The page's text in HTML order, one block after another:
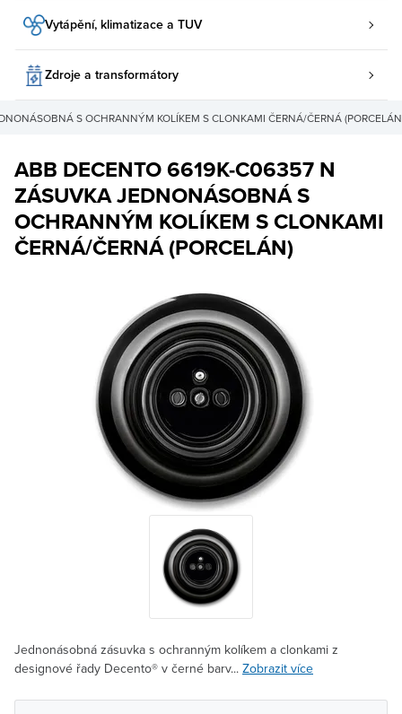
Vytápění, klimatizace a TUV
Zdroje a transformátory
S OCHRANNÝM KOLÍKEM S CLONKAMI ČERNÁ/ČERNÁ (PORCELÁN
ABB DECENTO 6619K-C06357 N
ZÁSUVKA JEDNONÁSOBNÁ S
OCHRANNÝM KOLÍKEM S CLONKAMI
ČERNÁ/ČERNÁ (PORCELÁN)
Jednonásobná zásuvka s ochranným kolíkem a clonkami z
designové řady Decento® v černé barv... Zobrazit více